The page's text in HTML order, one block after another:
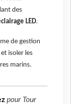
des
LED.
de gestion
isoler les
marins.
pour Tour